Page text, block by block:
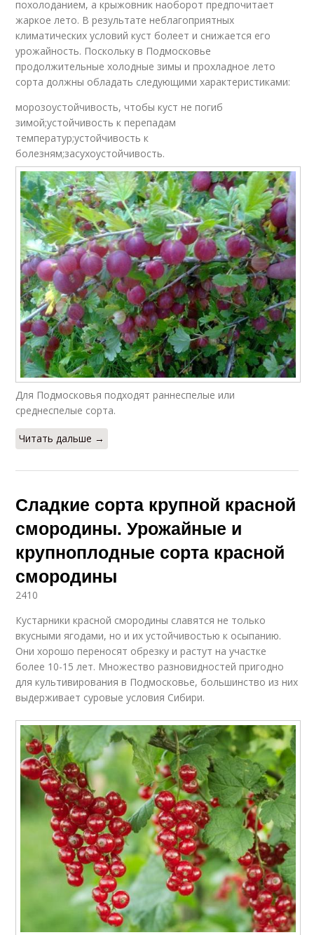
похолоданием, а крыжовник наоборот предпочитает
жаркое лето. В результате неблагоприятных
климатических условий куст болеет и снижается его
урожайность. Поскольку в Подмосковье
продолжительные холодные зимы и прохладное лето
сорта должны обладать следующими характеристиками:
морозоустойчивость, чтобы куст не погиб
зимой;устойчивость к перепадам
температур;устойчивость к
болезням;засухоустойчивость.
Для Подмосковья подходят раннеспелые или
среднеспелые сорта.
Читать дальше →
Сладкие сорта крупной красной
смородины. Урожайные и
крупноплодные сорта красной
смородины
2410
Кустарники красной смородины славятся не только
вкусными ягодами, но и их устойчивостью к осыпанию.
Они хорошо переносят обрезку и растут на участке
более 10-15 лет. Множество разновидностей пригодно
для культивирования в Подмосковье, большинство из них
выдерживает суровые условия Сибири.